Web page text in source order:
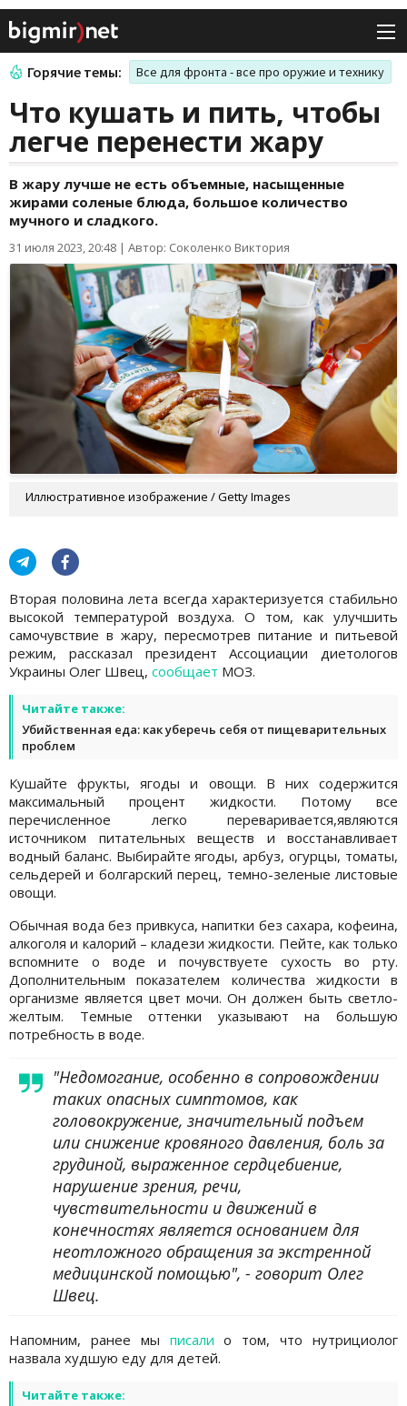
Горячие темы: Все для фронта - все про оружие и технику
Что кушать и пить, чтобы
легче перенести жару
В жару лучше не есть объемные, насыщенные
жирами соленые блюда, большое количество
мучного и сладкого.
31 июля 2023, 20:48 | Автор: Соколенко Виктория
Иллюстративное изображение / Getty Images
Вторая половина лета всегда характеризуется стабильно
высокой температурой воздуха. О том, как улучшить
самочувствие в жару, пересмотрев питание и питьевой
режим, рассказал президент Ассоциации диетологов
Украины Олег Швец, сообщает МОЗ.
Читайте также:
Убийственная еда: как уберечь себя от пищеварительных
проблем
Кушайте фрукты, ягоды и овощи. В них содержится
максимальный процент жидкости. Потому все
перечисленное легко переваривается,являются
источником питательных веществ и восстанавливает
водный баланс. Выбирайте ягоды, арбуз, огурцы, томаты,
сельдерей и болгарский перец, темно-зеленые листовые
овощи.
Обычная вода без привкуса, напитки без сахара, кофеина,
алкоголя и калорий – кладези жидкости. Пейте, как только
вспомните о воде и почувствуете сухость во рту.
Дополнительным показателем количества жидкости в
организме является цвет мочи. Он должен быть светло-
желтым. Темные оттенки указывают на большую
потребность в воде.
"Недомогание, особенно в сопровождении
таких опасных симптомов, как
головокружение, значительный подъем
или снижение кровяного давления, боль за
грудиной, выраженное сердцебиение,
нарушение зрения, речи,
чувствительности и движений в
конечностях является основанием для
неотложного обращения за экстренной
медицинской помощью", - говорит Олег
Швец.
Напомним, ранее мы писали о том, что нутрициолог
назвала худшую еду для детей.
Читайте также: